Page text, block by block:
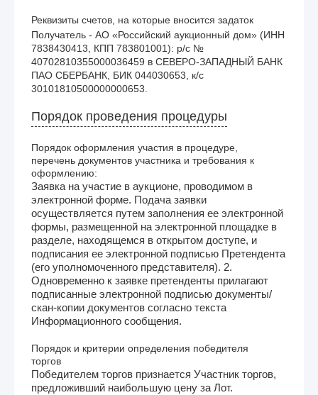
Реквизиты счетов, на которые вносится задаток
Получатель - АО «Российский аукционный дом» (ИНН
7838430413, КПП 783801001): р/с №
40702810355000036459 в СЕВЕРО-ЗАПАДНЫЙ БАНК
ПАО СБЕРБАНК, БИК 044030653, к/с
30101810500000000653.
Порядок проведения процедуры
Порядок оформления участия в процедуре,
перечень документов участника и требования к
оформлению:
Заявка на участие в аукционе, проводимом в
электронной форме. Подача заявки
осуществляется путем заполнения ее электронной
формы, размещенной на электронной площадке в
разделе, находящемся в открытом доступе, и
подписания ее электронной подписью Претендента
(его уполномоченного представителя). 2.
Одновременно к заявке претенденты прилагают
подписанные электронной подписью документы/
скан-копии документов согласно текста
Информационного сообщения.
Порядок и критерии определения победителя
торгов
Победителем торгов признается Участник торгов,
предложивший наибольшую цену за Лот.